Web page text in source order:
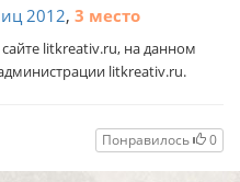
2012, 3 место
litkreativ.ru, на данном
litkreativ.ru.
Понравилось 0